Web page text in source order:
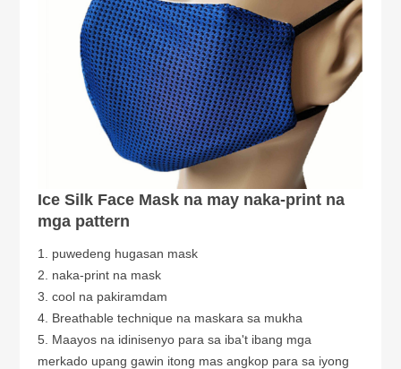
Ice Silk Face Mask na may naka-print na
mga pattern
1. puwedeng hugasan mask
2. naka-print na mask
3. cool na pakiramdam
4. Breathable technique na maskara sa mukha
5. Maayos na idinisenyo para sa iba't ibang mga
merkado upang gawin itong mas angkop para sa iyong